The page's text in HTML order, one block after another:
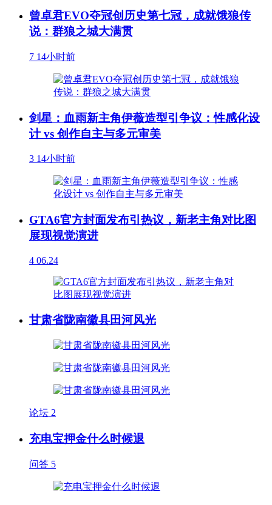
曾卓君EVO夺冠创历史第七冠，成就饿狼传
说：群狼之城大满贯
7 14小时前
剑星：血雨新主角伊薇造型引争议：性感化设
计 vs 创作自主与多元审美
3 14小时前
GTA6官方封面发布引热议，新老主角对比图
展现视觉演进
4 06.24
甘肃省陇南徽县田河风光
论坛 2
充电宝押金什么时候退
问答 5